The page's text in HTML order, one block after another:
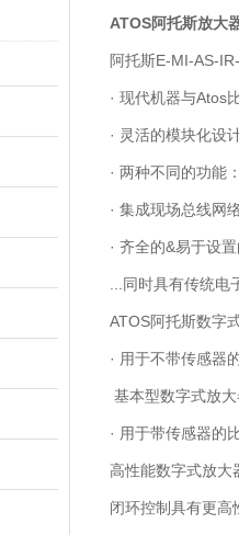
ATOS阿托斯放大
阿托斯E-MI-AS-
· 现代机器与Atos
· 灵活的模块化设
· 两种不同的功能
· 集成现场总线网
· 齐全的&易于设
...同时具有传统
ATOS阿托斯数字
· 用于不带传感器
基本型数字式放
· 用于带传感器的
高性能数字式放大
闭环控制具有更高